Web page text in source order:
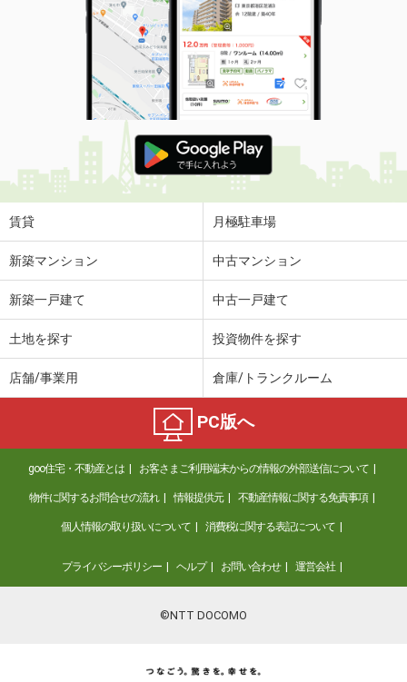
賃貸 月極駐車場
新築マンション 中古マンション
新築一戸建て 中古一戸建て
土地を探す 投資物件を探す
店舗/事業用 倉庫/トランクルーム
PC版へ
goo住宅・不動産とは お客さまご利用端末からの情報の外部送信について
物件に関するお問合せの流れ 情報提供元 不動産情報に関する免責事項
個人情報の取り扱いについて 消費税に関する表記について
プライバシーポリシー ヘルプ お問い合わせ 運営会社
©NTT DOCOMO